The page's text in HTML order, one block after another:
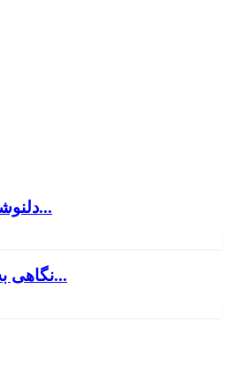
دلنوشته آریا عظیمی‌نژاد برای...
نگاهی به زندگی هنری ناصر عبد...